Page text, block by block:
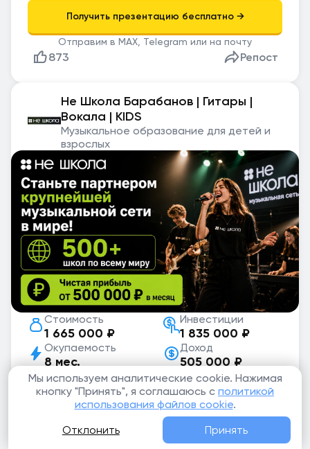
Отправим в MAX, Telegram или на почту
Репост
873
Не Школа Барабанов | Гитары |
Вокала | KIDS
Музыкальное образование для детей и
взрослых
Стоимость
1 665 000 ₽
Инвестиции
1 835 000 ₽
Окупаемость
8 мес.
Доход
505 000 ₽
«Не Школа» —крупнейшая франшиза
музыкальных школ в России
для взрослых и
детей. Партнёр получает бренд, методики
Скачать бизнес-план
Мы используем аналитические cookie. Нажимая
кнопку "Принять", я соглашаюсь с политикой
использования файлов cookie.
Отклонить
Принять